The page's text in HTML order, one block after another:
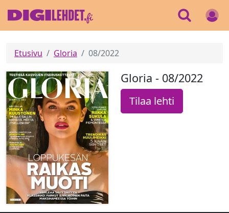
Etusivu Gloria 08/2022
Gloria - 08/2022
Tilaa lehti